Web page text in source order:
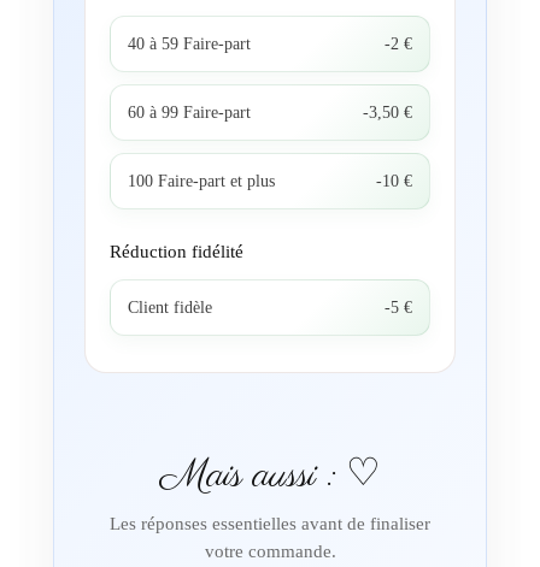
40 à 59 Faire-part -2 €
60 à 99 Faire-part -3,50 €
100 Faire-part et plus -10 €
Réduction fidélité
Client fidèle -5 €
Mais aussi : ♡
Les réponses essentielles avant de finaliser
votre commande.